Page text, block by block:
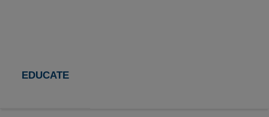
EDUCATE